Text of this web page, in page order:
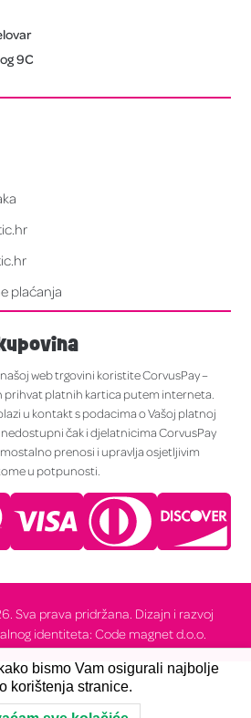
9C
plaćanja
web trgovini koristite CorvusPay –
prihvat platnih kartica putem interneta.
u kontakt s podacima o Vašoj platnoj
čak i djelatnicima CorvusPay
prenosi i upravlja osjetljivim
u potpunosti.
Sva prava pridržana. Dizajn i razvoj
identiteta: Code magnet d.o.o.
bismo Vam osigurali najbolje
korištenja stranice.